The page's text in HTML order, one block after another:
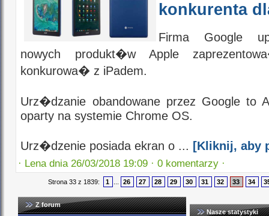
konkurenta
Firma Google
nowych produkt�w Apple
konkurowa� z iPadem.
Urz�dzanie obandowane przez Google to
oparty na systemie Chrome OS.
Urz�dzenie posiada ekran o ... [Kliknij,
· Lena dnia 26/03/2018 19:09 ·0 komentarzy ·
Strona 33 z 1839: 1 26 27 28 29 30 31 32 33 34
Z forum
Nasze statystyki